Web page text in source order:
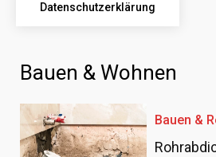
Datenschutzerklärung
Bauen & Wohnen
Bauen &